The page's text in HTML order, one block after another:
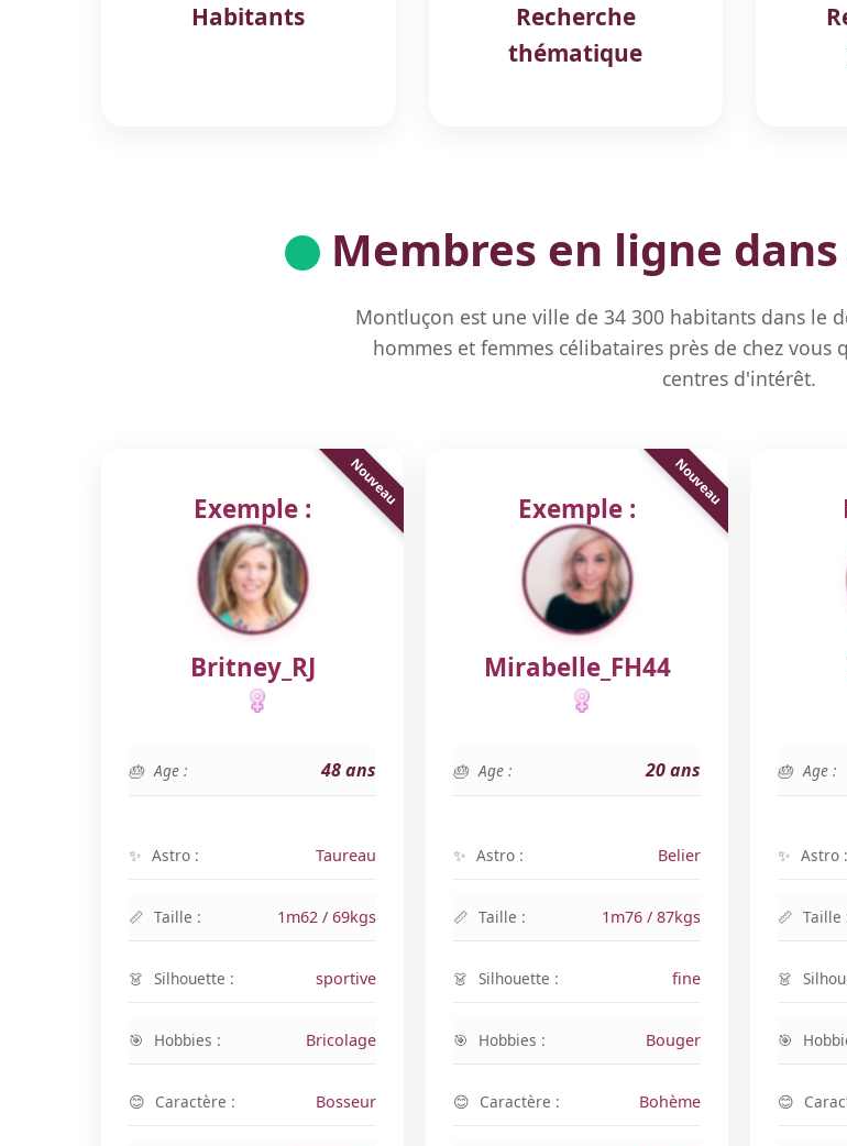
Habitants
Recherche
thématique
Membres en ligne
Montluçon est une ville de 34 300 habitants dans le
hommes et femmes célibataires près de chez vous
centres d'intérêt.
Exemple :
Britney_RJ
Age : 48 ans
Astro : Taureau
Taille : 1m62 / 69kgs
Silhouette : sportive
Hobbies : Bricolage
Caractère : Bosseur
Exemple :
Mirabelle_FH44
Age : 20 ans
Astro : Belier
Taille : 1m76 / 87kgs
Silhouette : fine
Hobbies : Bouger
Caractère : Bohème
Age :
Astro :
Taille